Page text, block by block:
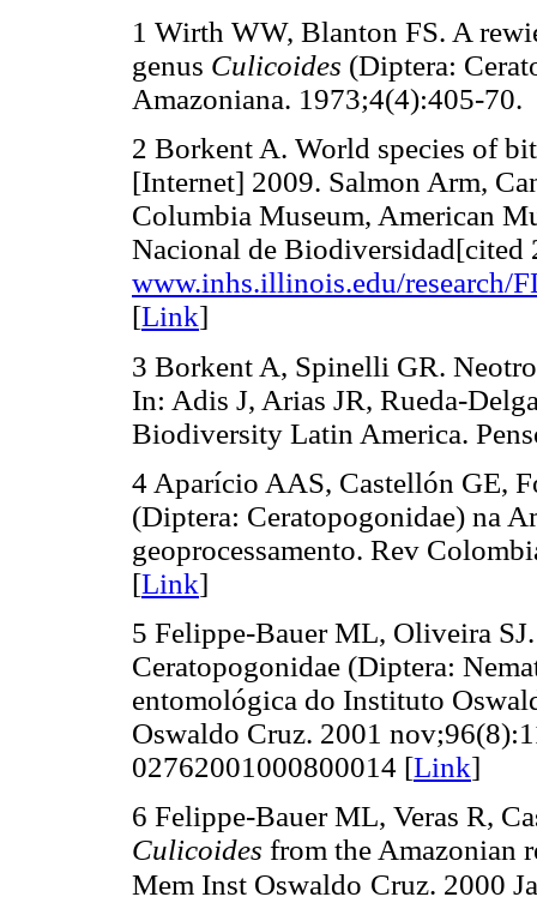
1 Wirth WW, Blanton FS. A
genus Culicoides (Diptera:
Amazoniana. 1973;4(4):405-70.
2 Borkent A. World species of
[Internet] 2009. Salmon Arm,
Columbia Museum, American
Nacional de Biodiversidad[cited
www.inhs.illinois.edu/research/
[Link]
3 Borkent A, Spinelli GR.
In: Adis J, Arias JR, Rueda-
Biodiversity Latin America.
4 Aparício AAS, Castellón GE,
(Diptera: Ceratopogonidae) na
geoprocessamento. Rev
[Link]
5 Felippe-Bauer ML, Oliveira
Ceratopogonidae (Diptera:
entomológica do Instituto
Oswaldo Cruz. 2001
02762001000800014 [Link]
6 Felippe-Bauer ML, Veras R,
Culicoides from the Amazonian
Mem Inst Oswaldo Cruz. 2000